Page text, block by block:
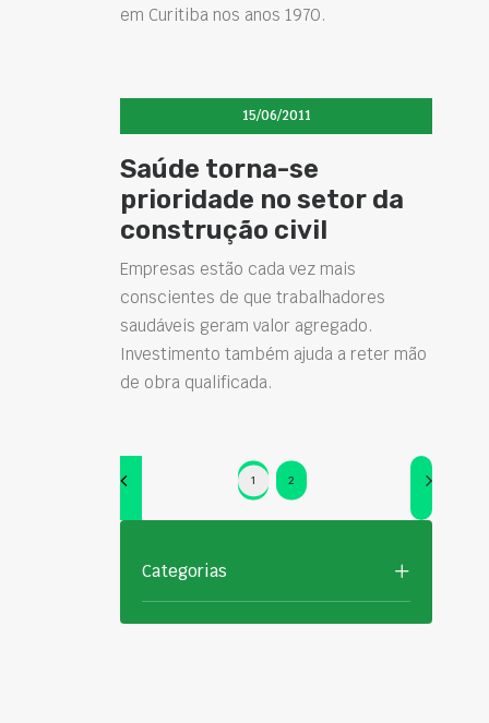
em Curitiba nos anos 1970.
15/06/2011
Saúde torna-se
prioridade no setor da
construção civil
Empresas estão cada vez mais
conscientes de que trabalhadores
saudáveis geram valor agregado.
Investimento também ajuda a reter mão
de obra qualificada.
1 2
Categorias